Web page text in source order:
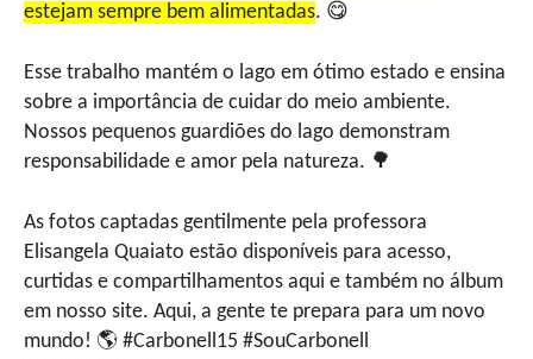
estejam sempre bem alimentadas. 😋
Esse trabalho mantém o lago em ótimo estado e ensina
sobre a importância de cuidar do meio ambiente.
Nossos pequenos guardiões do lago demonstram
responsabilidade e amor pela natureza. 🌳
As fotos captadas gentilmente pela professora
Elisangela Quaiato estão disponíveis para acesso,
curtidas e compartilhamentos aqui e também no álbum
em nosso site. Aqui, a gente te prepara para um novo
mundo! 🌎 #Carbonell15 #SouCarbonell